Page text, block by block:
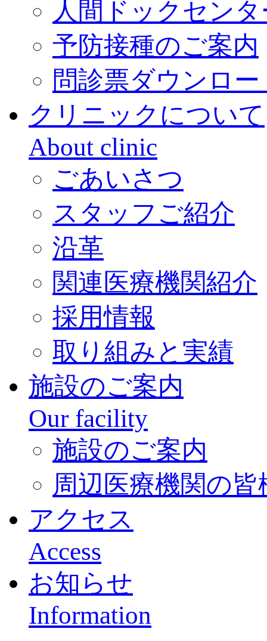
人間ドックセンタ
予防接種のご案内
問診票ダウンロー
クリニックについて
About clinic
ごあいさつ
スタッフご紹介
沿革
関連医療機関紹介
採用情報
取り組みと実績
施設のご案内
Our facility
施設のご案内
周辺医療機関の皆
アクセス
Access
お知らせ
Information